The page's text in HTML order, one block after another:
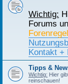
Wichtig:
Forums
Kontakt +
Tipps &
Wichtig: Hier
reinschauen!